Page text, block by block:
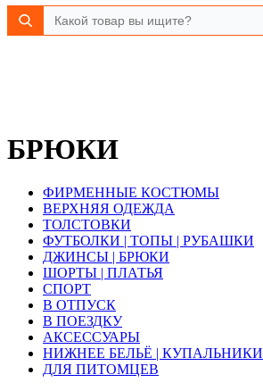
БРЮКИ
ФИРМЕННЫЕ КОСТЮМЫ
ВЕРХНЯЯ ОДЕЖДА
ТОЛСТОВКИ
ФУТБОЛКИ | ТОПЫ | РУБАШКИ
ДЖИНСЫ | БРЮКИ
ШОРТЫ | ПЛАТЬЯ
СПОРТ
В ОТПУСК
В ПОЕЗДКУ
АКСЕССУАРЫ
НИЖНЕЕ БЕЛЬЁ | КУПАЛЬНИКИ
ДЛЯ ПИТОМЦЕВ